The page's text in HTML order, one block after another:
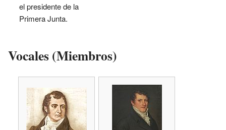
el presidente de la
Primera Junta.
Vocales (Miembros)